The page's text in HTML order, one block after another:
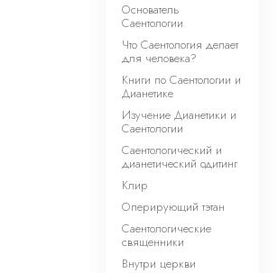
Основатель
Саентологии
Что Саентология делает
для человека?
Книги по Саентологии и
Дианетике
Изучение Дианетики и
Саентологии
Саентологический и
дианетический одитинг
Клир
Оперирующий тэтан
Саентологические
священники
Внутри церкви